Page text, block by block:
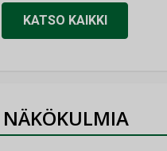
KATSO KAIKKI
NÄKÖKULMIA